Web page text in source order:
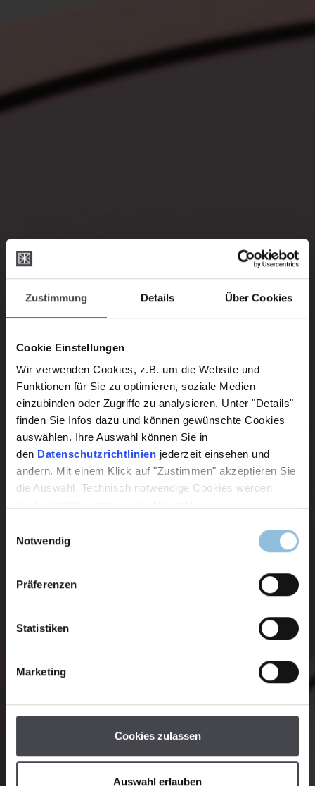
Zustimmung Details Über Cookies
Cookie Einstellungen
Wir verwenden Cookies, z.B. um die Website und
Funktionen für Sie zu optimieren, soziale Medien
einzubinden oder Zugriffe zu analysieren. Unter "Details"
finden Sie Infos dazu und können gewünschte Cookies
auswählen. Ihre Auswahl können Sie in
den Datenschutzrichtlinien jederzeit einsehen und
ändern. Mit einem Klick auf "Zustimmen" akzeptieren Sie
die Auswahl. Technisch notwendige Cookies werden
Notwendig
Präferenzen
Statistiken
Marketing
Cookies zulassen
Auswahl erlauben